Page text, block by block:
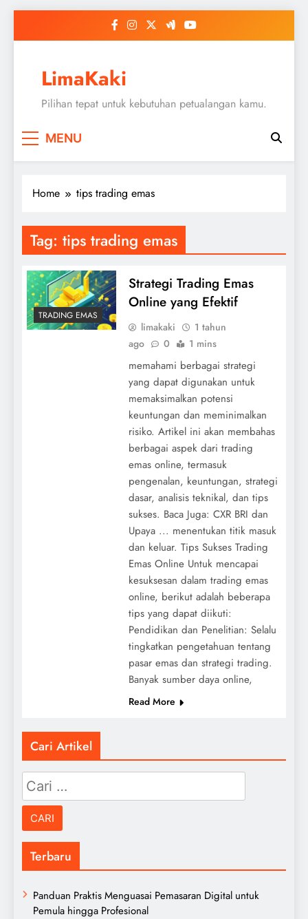
LimaKaki
Pilihan tepat untuk kebutuhan petualangan kamu.
MENU
Home tips trading emas
Tag: tips trading emas
TRADING EMAS
Strategi Trading Emas
Online yang Efektif
limakaki
1 tahun
ago
0 1 mins
memahami berbagai strategi
yang dapat digunakan untuk
memaksimalkan potensi
keuntungan dan meminimalkan
risiko. Artikel ini akan membahas
berbagai aspek dari trading
emas online, termasuk
pengenalan, keuntungan, strategi
dasar, analisis teknikal, dan tips
sukses. Baca Juga: CXR BRI dan
Upaya ... menentukan titik masuk
dan keluar. Tips Sukses Trading
Emas Online Untuk mencapai
kesuksesan dalam trading emas
online, berikut adalah beberapa
tips yang dapat diikuti:
Pendidikan dan Penelitian: Selalu
tingkatkan pengetahuan tentang
pasar emas dan strategi trading.
Banyak sumber daya online,
Read More
Cari Artikel
Cari
untuk:
Terbaru
Panduan Praktis Menguasai Pemasaran Digital untuk
Pemula hingga Profesional